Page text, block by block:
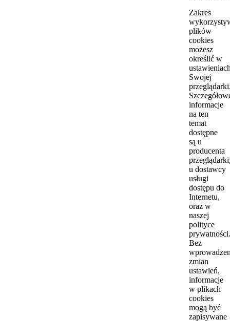
Zakres
plików
cookies
możesz
określić w
Swojej
informacje
na ten
temat
dostępne
są u
producenta
u dostawcy
usługi
dostępu do
Internetu,
oraz w
naszej
polityce
prywatności.
Bez
zmian
ustawień,
informacje
w plikach
cookies
mogą być
zapisywane